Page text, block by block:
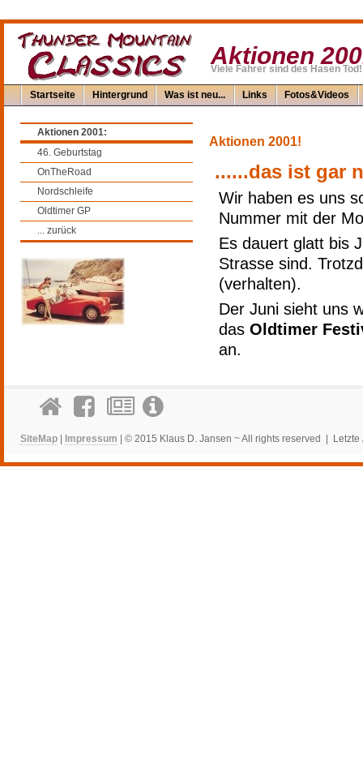
Aktionen
Viele Fahrer sind des Hasen Tod!
Startseite Hintergrund Was ist neu... Links Fotos&Videos
Aktionen 2001:
46. Geburtstag
OnTheRoad
Nordschleife
Oldtimer GP
... zurück
Aktionen 2001!
......das ist gar
Wir haben es uns
Nummer mit der
Es dauert glatt bis
Strasse sind.
(verhalten).
Der Juni sieht uns
das Oldtimer
an.
SiteMap Impressum | © 2015 Klaus D. Jansen ~ All rights reserved |